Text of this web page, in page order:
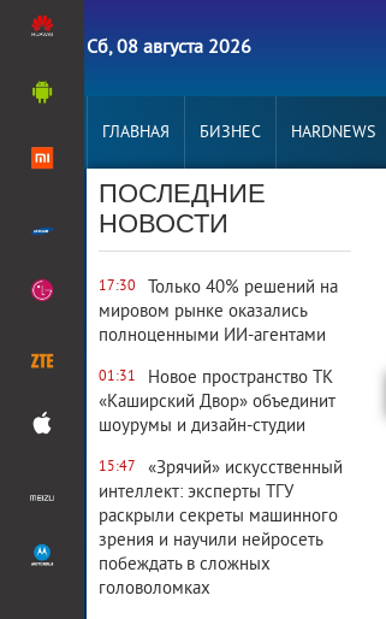
Сб, 08 августа 2026
ГЛАВНАЯ БИЗНЕС HARDNEWS
ПОСЛЕДНИЕ
НОВОСТИ
17:30
Только 40% решений на
мировом рынке оказались
полноценными ИИ-агентами
01:31
Новое пространство ТК
«Каширский Двор» объединит
шоурумы и дизайн-студии
15:47
«Зрячий» искусственный
интеллект: эксперты ТГУ
раскрыли секреты машинного
зрения и научили нейросеть
побеждать в сложных
головоломках